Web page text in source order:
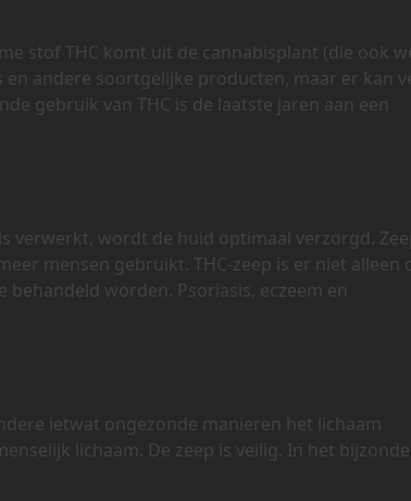
stof THC komt uit de cannabisplant (die ook
andere soortgelijke producten, maar er kan
gebruik van THC is de laatste jaren aan een
verwerkt, wordt de huid optimaal verzorgd.
mensen gebruikt. THC-zeep is er niet alleen
worden. Psoriasis, eczeem en
ietwat ongezonde manieren het lichaam
lichaam. De zeep is veilig. In het